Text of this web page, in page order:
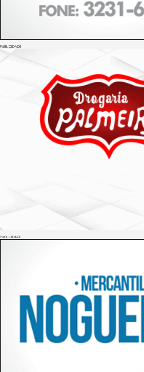
PUBLICIDADE
PUBLICIDADE